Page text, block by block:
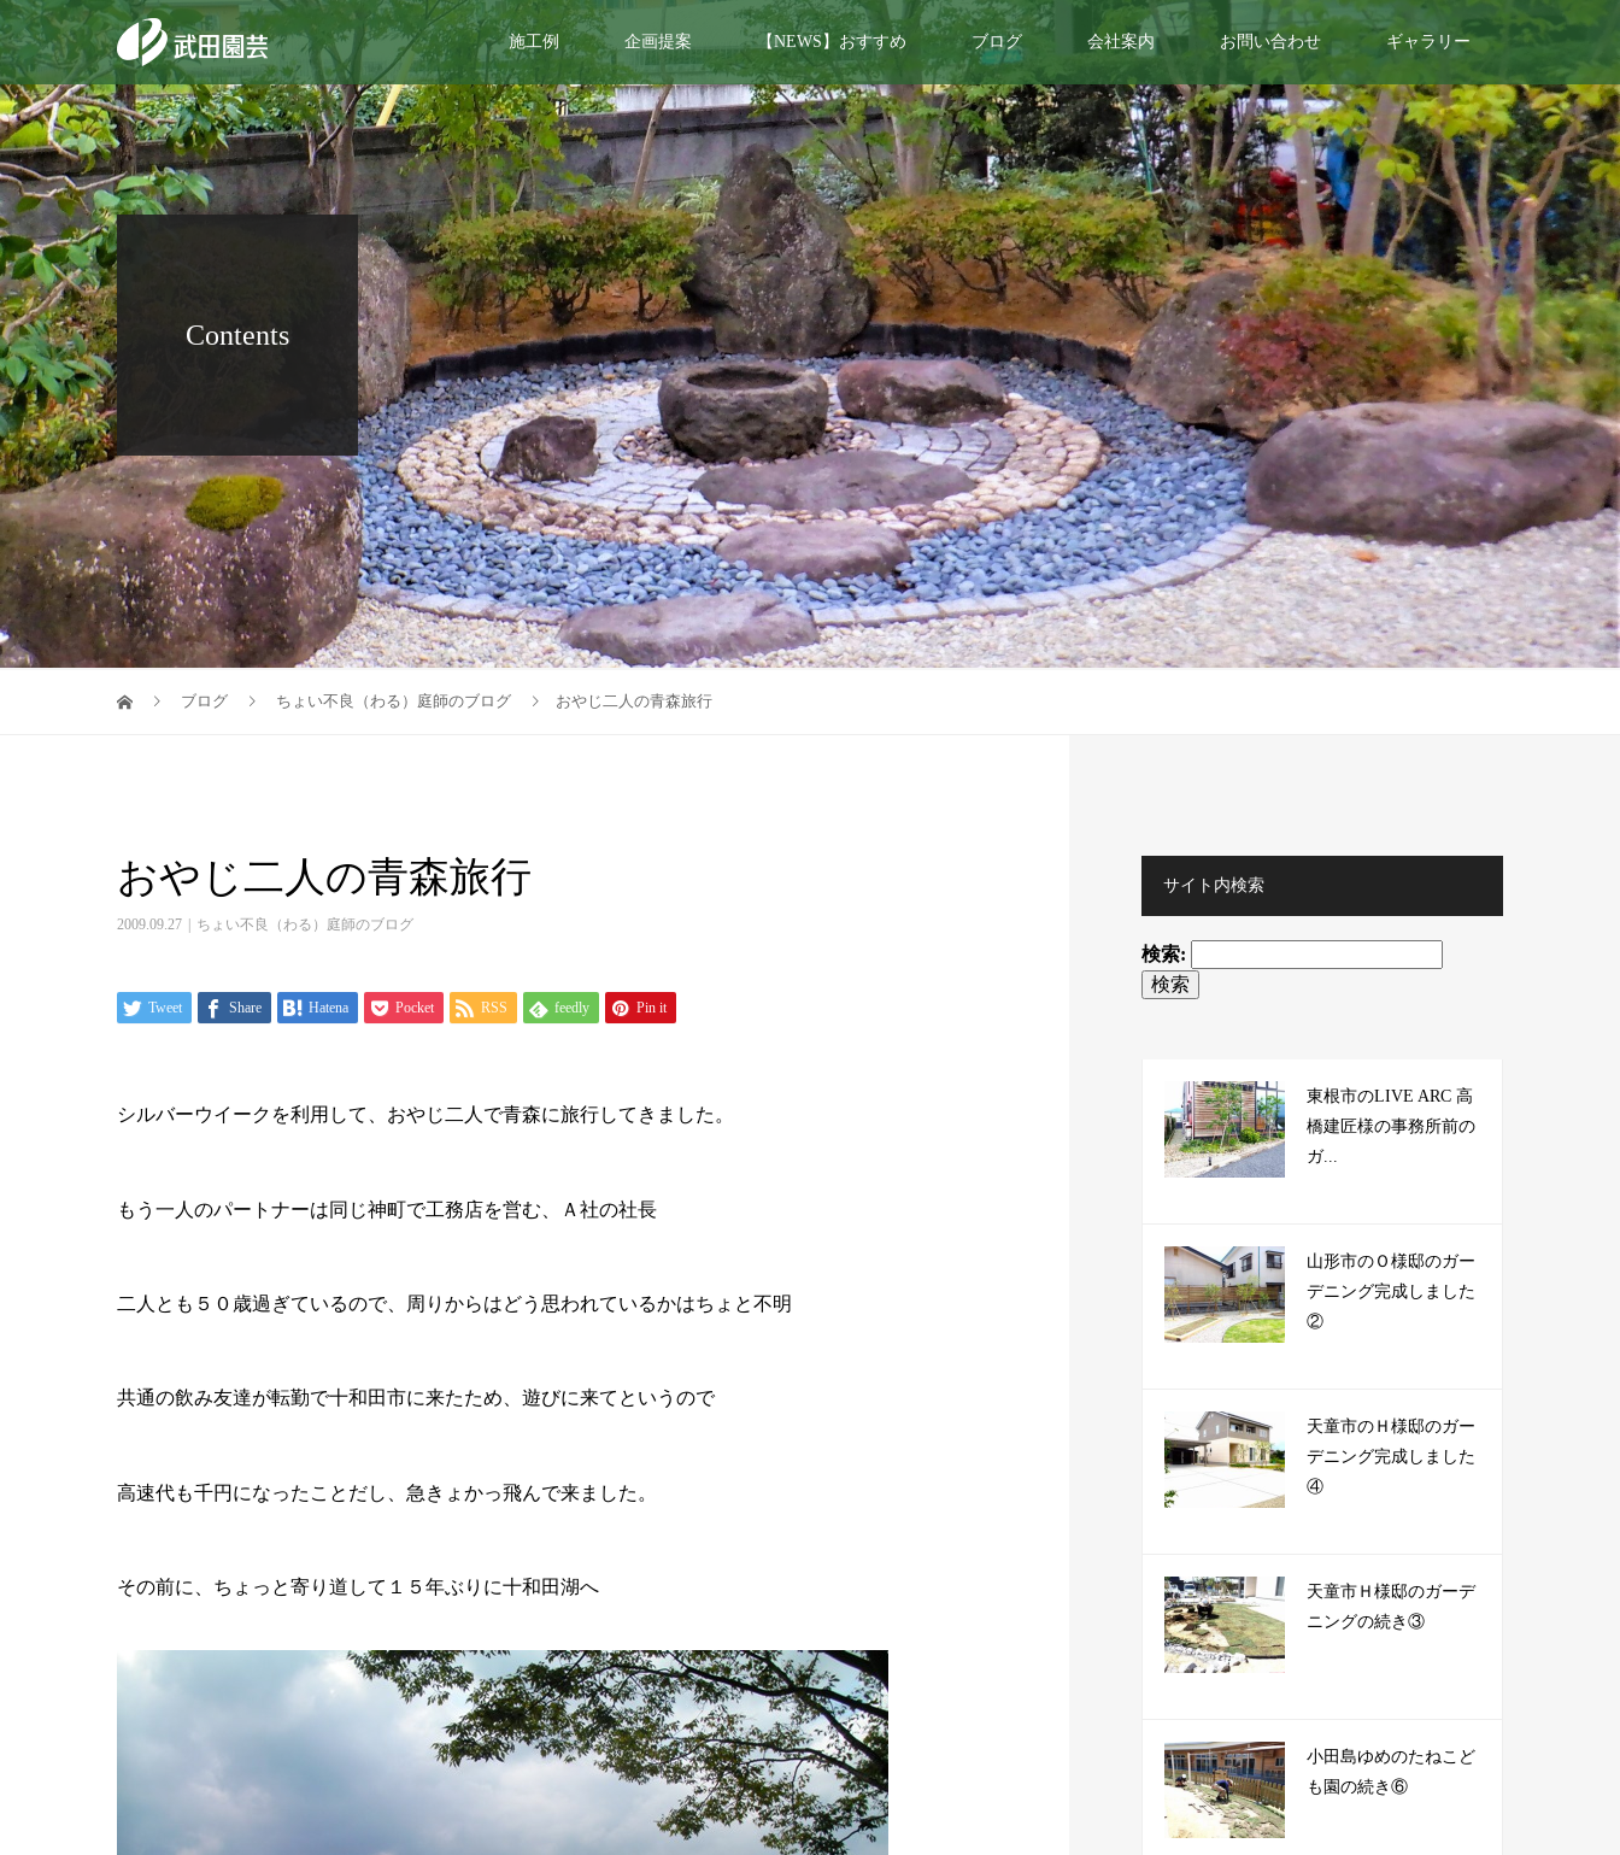
施工例 企画提案 【NEWS】おすすめ ブログ 会社案内 お問い合わせ ギャラリー
Contents
ブログ ちょい不良（わる）庭師のブログ おやじ二人の青森旅行
おやじ二人の青森旅行
2009.09.27 ちょい不良（わる）庭師のブログ
Tweet Share Hatena Pocket RSS feedly Pin it
シルバーウイークを利用して、おやじ二人で青森に旅行してきました。
もう一人のパートナーは同じ神町で工務店を営む、Ａ社の社長
二人とも５０歳過ぎているので、周りからはどう思われているかはちょと不明
共通の飲み友達が転勤で十和田市に来たため、遊びに来てというので
高速代も千円になったことだし、急きょかっ飛んで来ました。
その前に、ちょっと寄り道して１５年ぶりに十和田湖へ
サイト内検索
検索:
東根市のLIVE ARC 高
橋建匠様の事務所前の
ガ...
山形市のＯ様邸のガー
デニング完成しました
②
天童市のＨ様邸のガー
デニング完成しました
④
天童市Ｈ様邸のガーデ
ニングの続き③
小田島ゆめのたねこど
も園の続き⑥